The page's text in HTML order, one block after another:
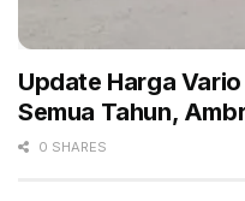
Harold lantas
ikonik dan kokoh SUV
persamaan desain
Update Harga Vario
Semua Tahun,
0 SHARES